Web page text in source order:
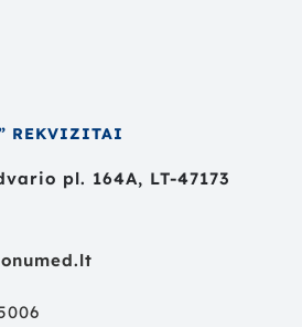
REKVIZITAI
pl. 164A, LT-47173